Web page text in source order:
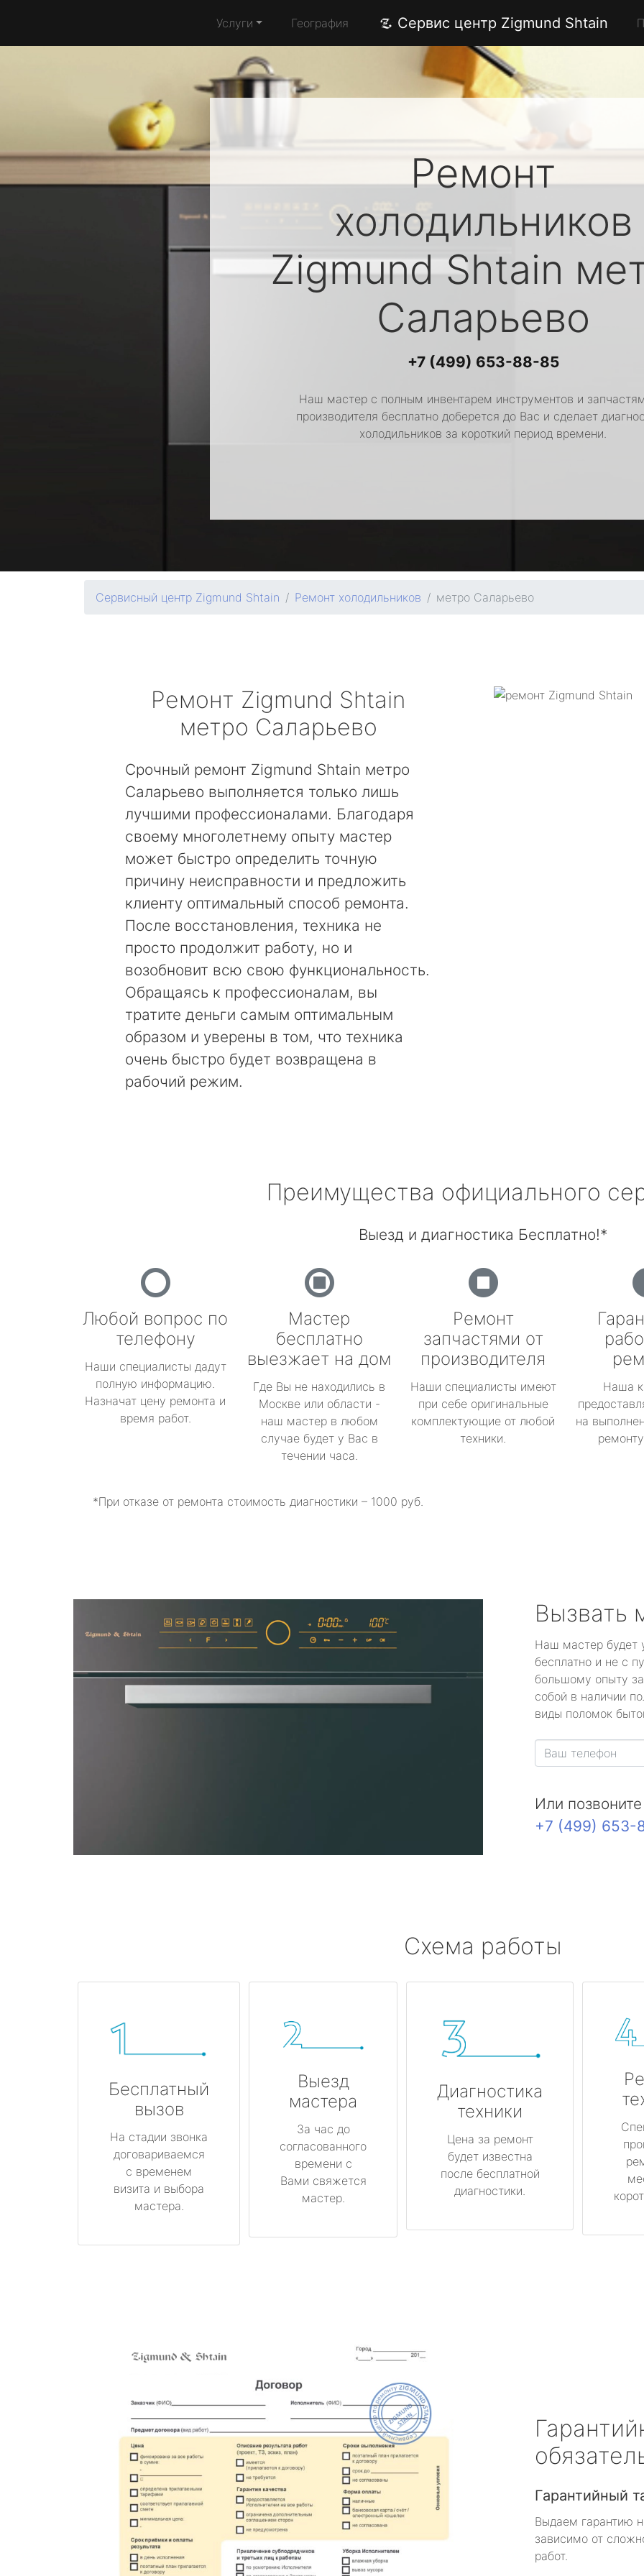
Услуги География Сервис центр Zigmund Shtain
Ремонт
холодильников
Zigmund Shtain
Саларьево
+7 (499) 653-88-85
Наш мастер с полным инвентарем инструментов и
производителя бесплатно доберется до Вас и сделает
холодильников за короткий период времени.
Сервисный центр Zigmund Shtain Ремонт холодильников метро Саларьево
Ремонт Zigmund Shtain
метро Саларьево
Срочный ремонт Zigmund Shtain метро
Саларьево выполняется только лишь
лучшими профессионалами. Благодаря
своему многолетнему опыту мастер
может быстро определить точную
причину неисправности и предложить
клиенту оптимальный способ ремонта.
После восстановления, техника не
просто продолжит работу, но и
возобновит всю свою функциональность.
Обращаясь к профессионалам, вы
тратите деньги самым оптимальным
образом и уверены в том, что техника
очень быстро будет возвращена в
рабочий режим.
Преимущества официального
Выезд и диагностика Бесплатно!*
Любой вопрос по
телефону
Наши специалисты дадут
полную информацию.
Назначат цену ремонта и
время работ.
Мастер
бесплатно
выезжает на дом
Где Вы не находились в
Москве или области -
наш мастер в любом
случае будет у Вас в
течении часа.
Ремонт
запчастями от
производителя
Наши специалисты имеют
при себе оригинальные
комплектующие от любой
техники.
Наша
на
*При отказе от ремонта стоимость диагностики – 1000 руб.
Вызвать
Наш мастер будет
бесплатно и не с
большому опыту
собой в наличии
виды поломок
Или
+7 (499) 653-
Схема работы
Бесплатный
вызов
На стадии звонка
договариваемся
с временем
визита и выбора
мастера.
Выезд
мастера
За час до
согласованного
времени с
Вами свяжется
мастер.
Диагностика
техники
Цена за ремонт
будет известна
после бесплатной
диагностики.
Гарантийный
Выдаем гарантию
зависимо от
работ.